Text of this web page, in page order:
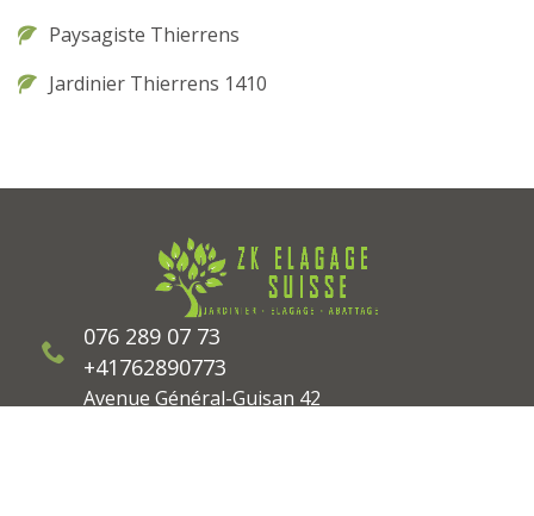
Paysagiste Thierrens
Jardinier Thierrens 1410
076 289 07 73
+41762890773
Avenue Général-Guisan 42